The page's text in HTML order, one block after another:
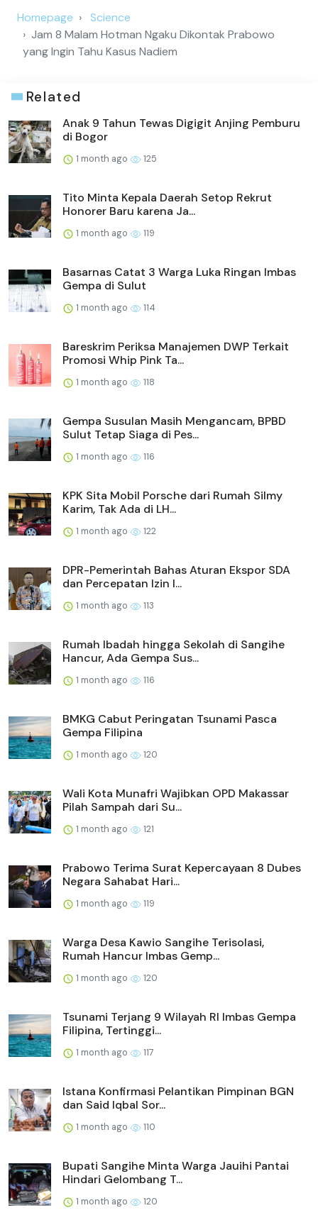
Homepage
Science
Jam 8 Malam Hotman Ngaku Dikontak Prabowo
yang Ingin Tahu Kasus Nadiem
Related
Anak 9 Tahun Tewas Digigit Anjing Pemburu
di Bogor
1 month ago 125
Tito Minta Kepala Daerah Setop Rekrut
Honorer Baru karena Ja...
1 month ago 119
Basarnas Catat 3 Warga Luka Ringan Imbas
Gempa di Sulut
1 month ago 114
Bareskrim Periksa Manajemen DWP Terkait
Promosi Whip Pink Ta...
1 month ago 118
Gempa Susulan Masih Mengancam, BPBD
Sulut Tetap Siaga di Pes...
1 month ago 116
KPK Sita Mobil Porsche dari Rumah Silmy
Karim, Tak Ada di LH...
1 month ago 122
DPR-Pemerintah Bahas Aturan Ekspor SDA
dan Percepatan Izin I...
1 month ago 113
Rumah Ibadah hingga Sekolah di Sangihe
Hancur, Ada Gempa Sus...
1 month ago 116
BMKG Cabut Peringatan Tsunami Pasca
Gempa Filipina
1 month ago 120
Wali Kota Munafri Wajibkan OPD Makassar
Pilah Sampah dari Su...
1 month ago 121
Prabowo Terima Surat Kepercayaan 8 Dubes
Negara Sahabat Hari...
1 month ago 119
Warga Desa Kawio Sangihe Terisolasi,
Rumah Hancur Imbas Gemp...
1 month ago 120
Tsunami Terjang 9 Wilayah RI Imbas Gempa
Filipina, Tertinggi...
1 month ago 117
Istana Konfirmasi Pelantikan Pimpinan BGN
dan Said Iqbal Sor...
1 month ago 110
Bupati Sangihe Minta Warga Jauihi Pantai
Hindari Gelombang T...
1 month ago 120